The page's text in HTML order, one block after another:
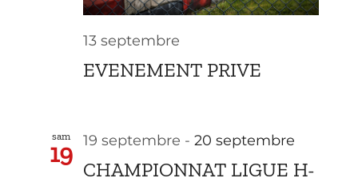
13 septembre
EVENEMENT PRIVE
sam
19 19 septembre - 20 septembre
CHAMPIONNAT LIGUE H-